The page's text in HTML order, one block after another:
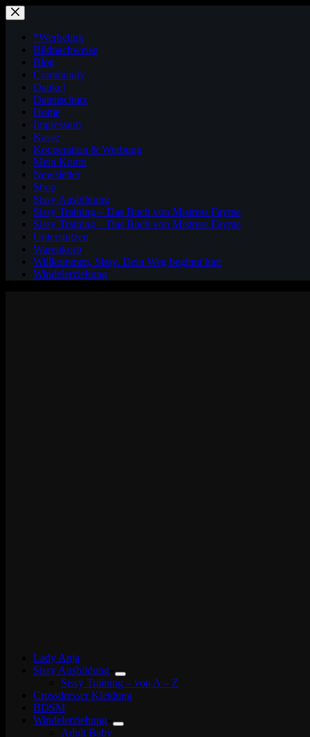
Zum
Inhalt
springen*Werbelink
Bildnachweise
Blog
Community
Danke!
Datenschutz
Home
Impressum
Kasse
Kooperation & Werbung
Mein Konto
Newsletter
Shop
Sissy Ausbildung
Sissy Training – Das Buch von Mistress Fayme
Sissy Training – Das Buch von Mistress Fayme
Unterstützen
Warenkorb
Willkommen, Sissy. Dein Weg beginnt hier
Windelerziehung
Lady Anja
Sissy Ausbildung
Sissy Training – von A – Z
Crossdresser Kleidung
BDSM
Windelerziehung
Adult Baby